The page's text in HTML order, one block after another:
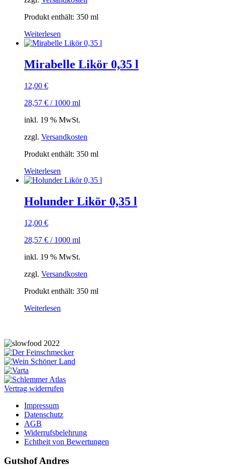
Produkt enthält: 350 ml
Weiterlesen
Mirabelle Likör 0,35 l
12,00 €
28,57 € / 1000 ml
inkl. 19 % MwSt.
zzgl. Versandkosten
Produkt enthält: 350 ml
Weiterlesen
Holunder Likör 0,35 l
12,00 €
28,57 € / 1000 ml
inkl. 19 % MwSt.
zzgl. Versandkosten
Produkt enthält: 350 ml
Weiterlesen
Vertrag widerrufen
Impressum
Datenschutz
AGB
Widerrufsbelehrung
Echtheit von Bewertungen
Gutshof Andres